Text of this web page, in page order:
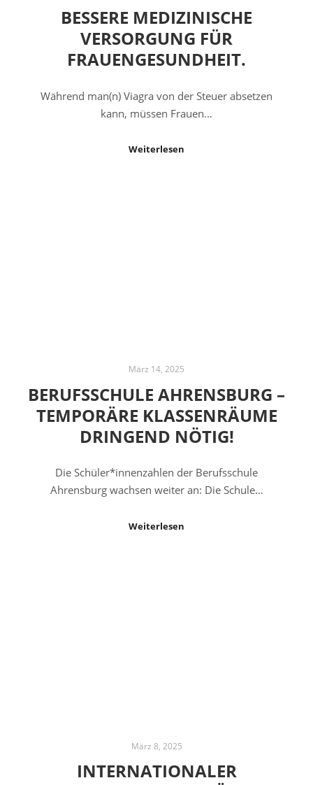
BESSERE MEDIZINISCHE
VERSORGUNG FÜR
FRAUENGESUNDHEIT.
Während man(n) Viagra von der Steuer absetzen
kann, müssen Frauen…
Weiterlesen
März 14, 2025
BERUFSSCHULE AHRENSBURG –
TEMPORÄRE KLASSENRÄUME
DRINGEND NÖTIG!
Die Schüler*innenzahlen der Berufsschule
Ahrensburg wachsen weiter an: Die Schule…
Weiterlesen
März 8, 2025
INTERNATIONALER